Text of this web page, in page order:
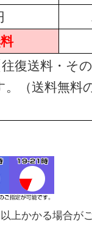
復送料・そ
（送料無料
上かかる場合が